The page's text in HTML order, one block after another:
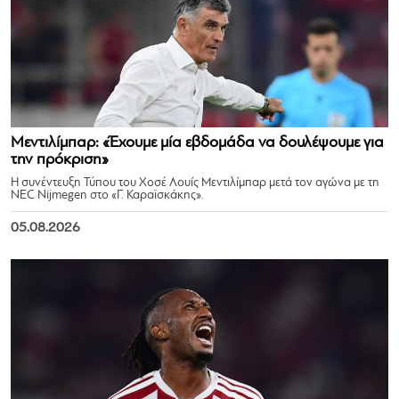
Μεντιλίμπαρ: «Έχουμε μία εβδομάδα να δουλέψουμε για
την πρόκριση»
Η συνέντευξη Τύπου του Χοσέ Λουίς Μεντιλίμπαρ μετά τον αγώνα με τη
NEC Nijmegen στο «Γ. Καραϊσκάκης».
05.08.2026